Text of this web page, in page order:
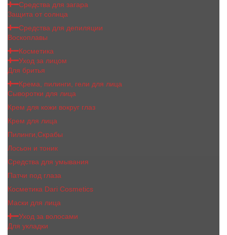
Средства для загара
Защита от солнца
Средства для депиляции
Воскоплавы
Косметика
Уход за лицом
Для бритья
Крема, пилинги, гели для лица
Сыворотки для лица
Крем для кожи вокруг глаз
Крем для лица
Пилинги,Скрабы
Лосьон и тоник
Средства для умывания
Патчи под глаза
Косметика Dari Cosmetics
Маски для лица
Уход за волосами
Для укладки